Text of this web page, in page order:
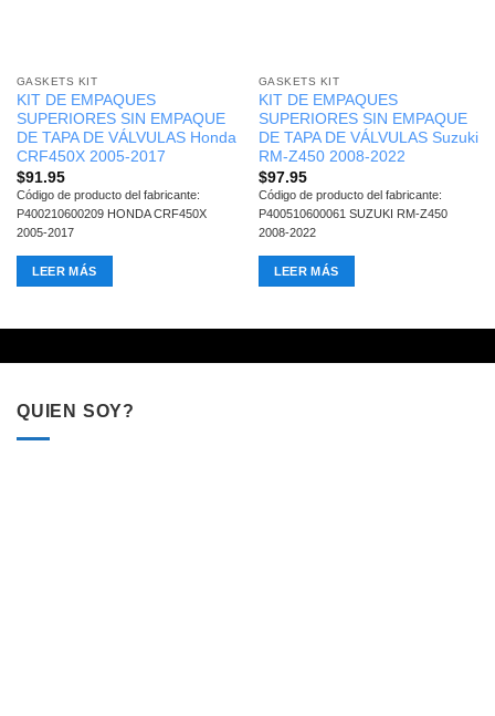
GASKETS KIT
KIT DE EMPAQUES
SUPERIORES SIN EMPAQUE
DE TAPA DE VÁLVULAS Honda
CRF450X 2005-2017
$91.95
Código de producto del fabricante:
P400210600209 HONDA CRF450X
2005-2017
LEER MÁS
GASKETS KIT
KIT DE EMPAQUES
SUPERIORES SIN EMPAQUE
DE TAPA DE VÁLVULAS Suzuki
RM-Z450 2008-2022
$97.95
Código de producto del fabricante:
P400510600061 SUZUKI RM-Z450
2008-2022
LEER MÁS
QUIEN SOY?